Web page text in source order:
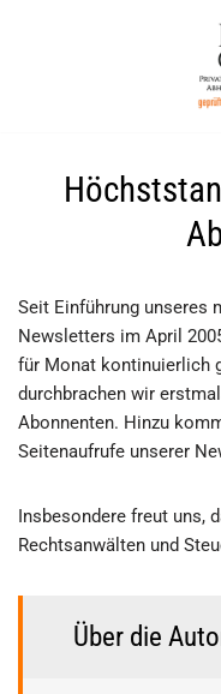
Seit Einführung unseres
Newsletters im April
für Monat kontinuierlich
durchbrachen wir
Abonnenten. Hinzu
Seitenaufrufe unserer
Insbesondere freut uns,
Rechtsanwälten und
Über die